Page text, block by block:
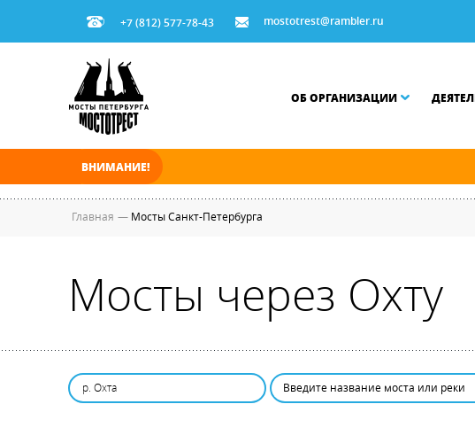
+7 (812) 577-78-43 mostotrest@rambler.ru
ОБ ОРГАНИЗАЦИИ
ВНИМАНИЕ!
Главная — Мосты Санкт-Петербурга
Мосты через Охту
р. Охта